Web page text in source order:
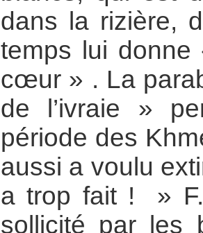
dans la rizière,
temps lui
cœur » . La
de l’ivraie »
période des
aussi a voulu
a trop fait ! »
sollicité par les